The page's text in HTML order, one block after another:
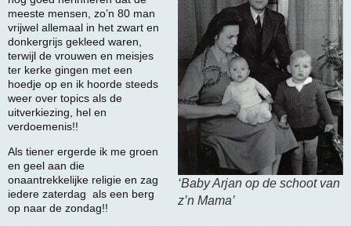
‘Baby Arjan op de schoot van
z’n Mama’
meeste mensen, zo’n 80 man
vrijwel allemaal in het zwart en
donkergrijs gekleed waren,
terwijl de vrouwen en meisjes
ter kerke gingen met een
hoedje op en ik hoorde steeds
weer over topics als de
uitverkiezing, hel en
verdoemenis!!
Als tiener ergerde ik me groen
en geel aan die
onaantrekkelijke religie en zag
iedere zaterdag als een berg
op naar de zondag!!